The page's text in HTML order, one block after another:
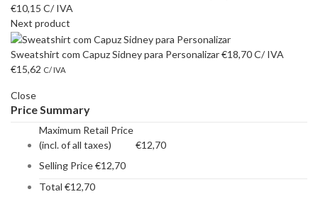
€10,15 C/ IVA
Next product
Sweatshirt com Capuz Sidney para Personalizar€18,70C/ IVA
€15,62 C/ IVA
Close
Price Summary
Maximum Retail Price
(incl. of all taxes)
€12,70
Selling Price€12,70
Total €12,70